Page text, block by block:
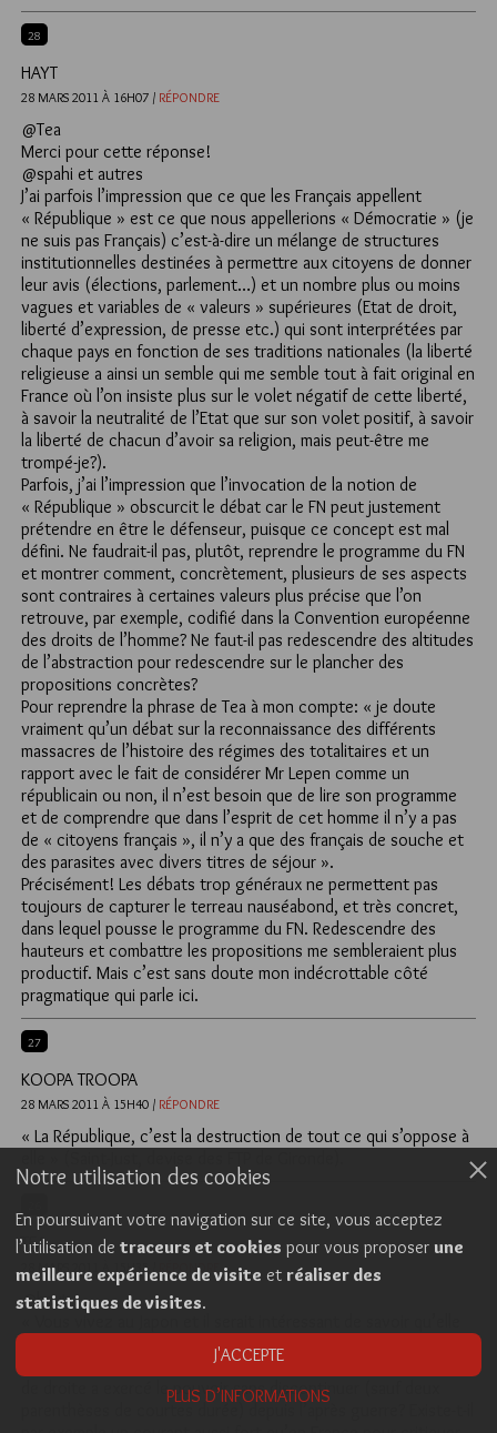
28
HAYT
28 MARS 2011 À 16H07 / RÉPONDRE
@Tea
Merci pour cette réponse!
@spahi et autres
J’ai parfois l’impression que ce que les Français appellent
« République » est ce que nous appellerions « Démocratie » (je
ne suis pas Français) c’est-à-dire un mélange de structures
institutionnelles destinées à permettre aux citoyens de donner
leur avis (élections, parlement…) et un nombre plus ou moins
vagues et variables de « valeurs » supérieures (Etat de droit,
liberté d’expression, de presse etc.) qui sont interprétées par
chaque pays en fonction de ses traditions nationales (la liberté
religieuse a ainsi un semble qui me semble tout à fait original en
France où l’on insiste plus sur le volet négatif de cette liberté,
à savoir la neutralité de l’Etat que sur son volet positif, à savoir
la liberté de chacun d’avoir sa religion, mais peut-être me
trompé-je?).
Parfois, j’ai l’impression que l’invocation de la notion de
« République » obscurcit le débat car le FN peut justement
prétendre en être le défenseur, puisque ce concept est mal
défini. Ne faudrait-il pas, plutôt, reprendre le programme du FN
et montrer comment, concrètement, plusieurs de ses aspects
sont contraires à certaines valeurs plus précise que l’on
retrouve, par exemple, codifié dans la Convention européenne
des droits de l’homme? Ne faut-il pas redescendre des altitudes
de l’abstraction pour redescendre sur le plancher des
propositions concrètes?
Pour reprendre la phrase de Tea à mon compte: « je doute
vraiment qu’un débat sur la reconnaissance des différents
massacres de l’histoire des régimes des totalitaires et un
rapport avec le fait de considérer Mr Lepen comme un
républicain ou non, il n’est besoin que de lire son programme
et de comprendre que dans l’esprit de cet homme il n’y a pas
de « citoyens français », il n’y a que des français de souche et
des parasites avec divers titres de séjour ».
Précisément! Les débats trop généraux ne permettent pas
toujours de capturer le terreau nauséabond, et très concret,
dans lequel pousse le programme du FN. Redescendre des
hauteurs et combattre les propositions me sembleraient plus
productif. Mais c’est sans doute mon indécrottable côté
pragmatique qui parle ici.
27
KOOPA TROOPA
28 MARS 2011 À 15H40 / RÉPONDRE
« La République, c’est la destruction de tout ce qui s’oppose à
TEA
28 MARS 2011 À 15H35 / RÉPONDRE
@hayt
est l’influence intellectuelle réelle ou résiduelle de la pensée et
de l’analyse marxiste dans un pays où, si je ne m’abuse, le parti
de droite a exercé le pouvoir sans discontinuer (sauf deux
Notre utilisation des cookies
En poursuivant votre navigation sur ce site, vous acceptez
l’utilisation de traceurs et cookies pour vous proposer une
meilleure expérience de visite et réaliser des
statistiques de visites.
J'ACCEPTE
PLUS D’INFORMATIONS